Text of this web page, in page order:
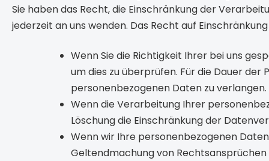
Sie haben das Recht, die Einschränkung der
jederzeit an uns wenden. Das Recht auf
Wenn Sie die Richtigkeit Ihrer bei uns
um dies zu überprüfen. Für die Dauer der
personenbezogenen Daten zu verlangen.
Wenn die Verarbeitung Ihrer
Löschung die Einschränkung der
Wenn wir Ihre personenbezogenen
Geltendmachung von